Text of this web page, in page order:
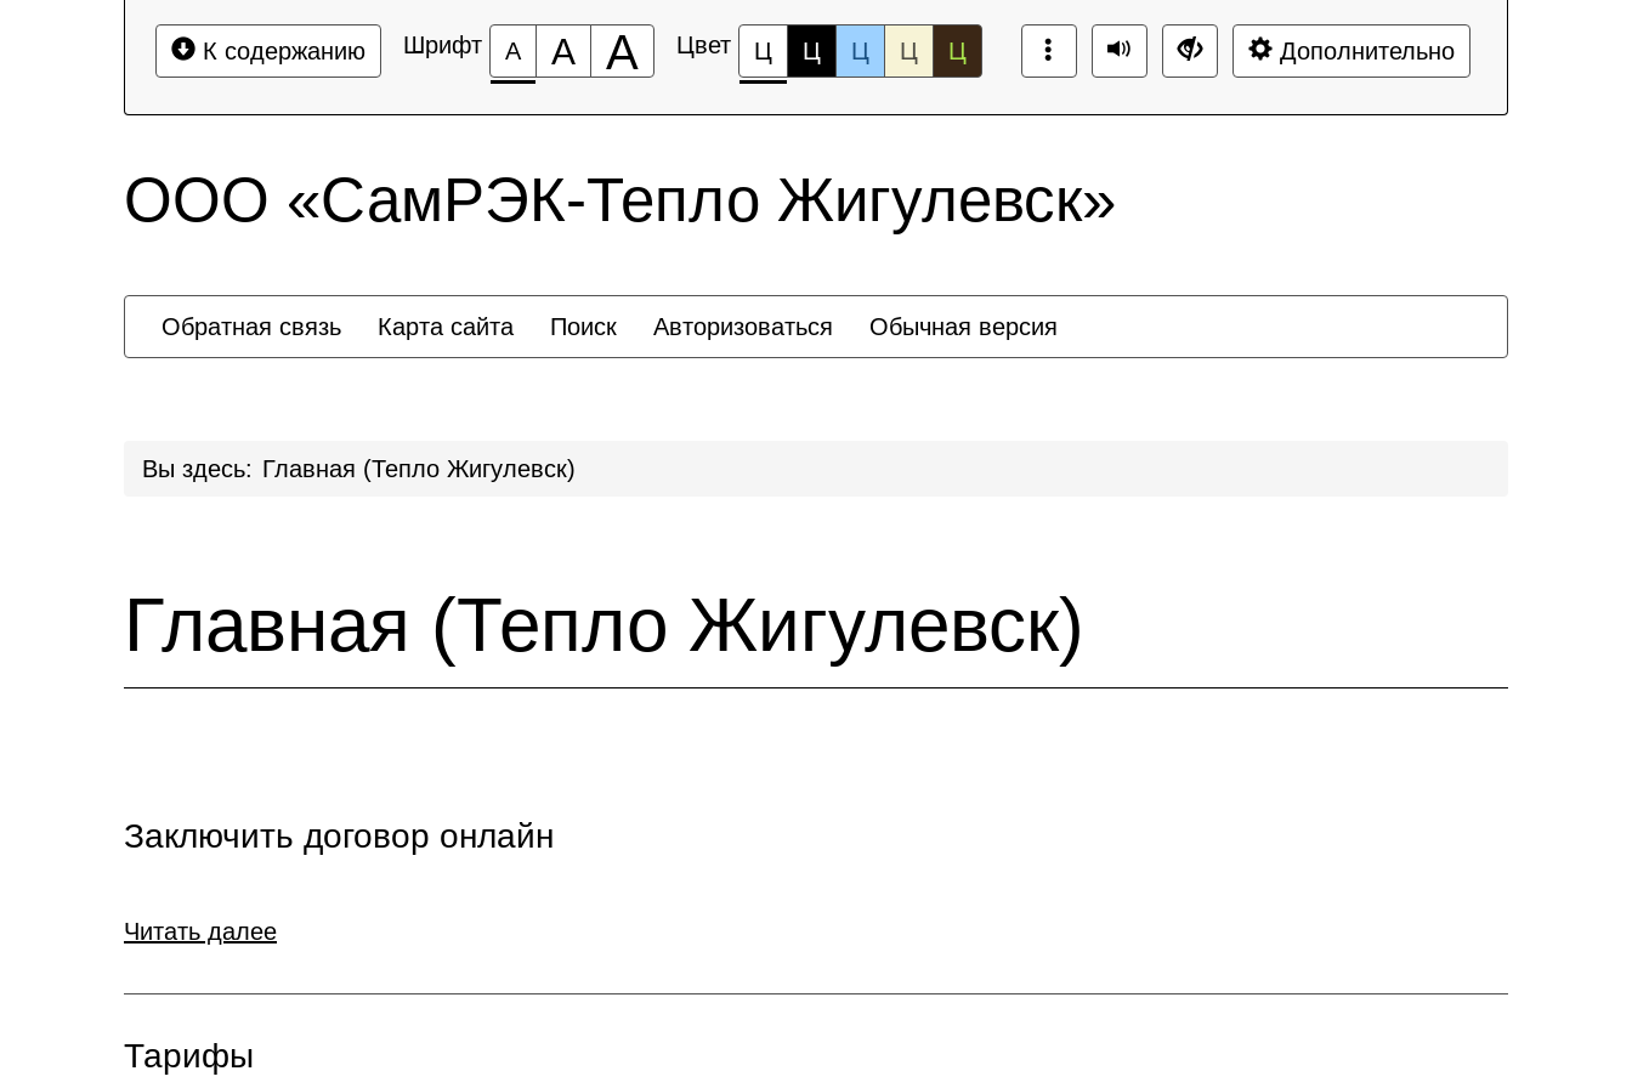
К содержанию Шрифт А А А Цвет Ц Ц Ц Ц Ц Дополнительно
ООО «СамРЭК-Тепло Жигулевск»
Обратная связь Карта сайта Поиск Авторизоваться Обычная версия
Вы здесь: Главная (Тепло Жигулевск)
Главная (Тепло Жигулевск)
Заключить договор онлайн
Читать далее
Тарифы